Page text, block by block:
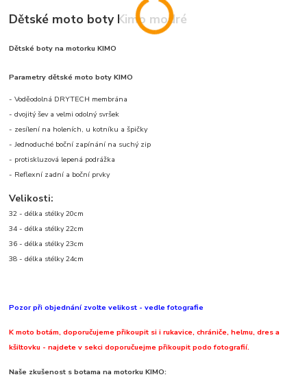
Dětské moto boty Kimo modré
Dětské boty na motorku KIMO
Parametry dětské moto boty KIMO
- Voděodolná DRYTECH membrána
- dvojitý šev a velmi odolný svršek
- zesílení na holeních, u kotníku a špičky
- Jednoduché boční zapínání na suchý zip
- protiskluzová lepená podrážka
- Reflexní zadní a boční prvky
Velikosti:
32 - délka stélky 20cm
34 - délka stélky 22cm
36 - délka stélky 23cm
38 - délka stélky 24cm
Pozor při objednání zvolte velikost - vedle fotografie
K moto botám, doporučujeme přikoupit si i rukavice, chrániče, helmu, dres a
kšiltovku - najdete v sekci doporučuejme přikoupit podo fotografií.
Naše zkušenost s botama na motorku KIMO: